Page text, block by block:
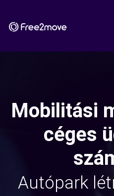
Mobilitási
céges
Autópark